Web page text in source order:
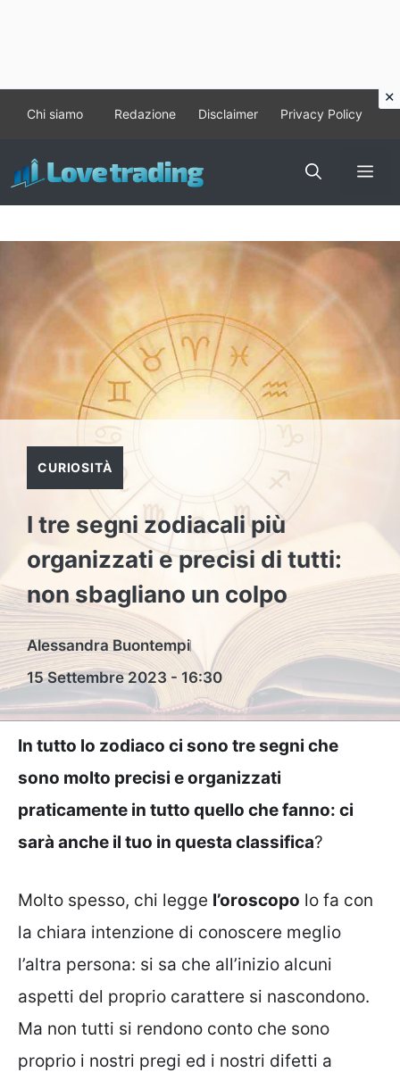
contenuto
Chi siamo Redazione Disclaimer Privacy Policy
CURIOSITÀ
I tre segni zodiacali più
organizzati e precisi di tutti:
non sbagliano un colpo
Alessandra Buontempi
15 Settembre 2023 - 16:30
In tutto lo zodiaco ci sono tre segni che
sono molto precisi e organizzati
praticamente in tutto quello che fanno: ci
sarà anche il tuo in questa classifica?
Molto spesso, chi legge l’oroscopo lo fa con
la chiara intenzione di conoscere meglio
l’altra persona: si sa che all’inizio alcuni
aspetti del proprio carattere si nascondono.
Ma non tutti si rendono conto che sono
proprio i nostri pregi ed i nostri difetti a